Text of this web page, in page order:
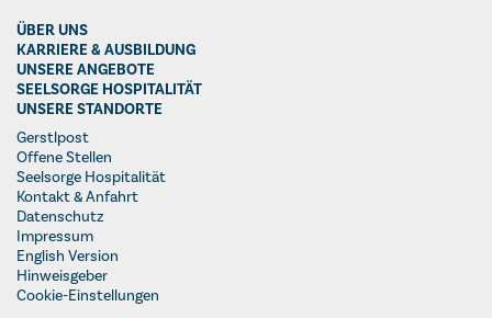
ÜBER UNS
KARRIERE & AUSBILDUNG
UNSERE ANGEBOTE
SEELSORGE HOSPITALITÄT
UNSERE STANDORTE
Gerstlpost
Offene Stellen
Seelsorge Hospitalität
Kontakt & Anfahrt
Datenschutz
Impressum
English Version
Hinweisgeber
Cookie-Einstellungen